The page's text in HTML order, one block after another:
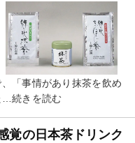
「事情があり抹茶を飲め
…続きを読む
の日本茶ドリンク